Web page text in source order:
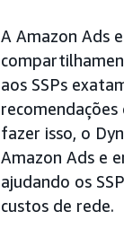
A Amazon Ads
aos SSPs
fazer isso, o
Amazon Ads e
ajudando os
custos de rede.